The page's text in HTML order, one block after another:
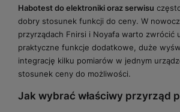
Habotest do elektroniki oraz serwisu
dobry stosunek funkcji do ceny. W
przyrządach Fnirsi i Noyafa warto zwrócić
praktyczne funkcje dodatkowe, duże
integrację kilku pomiarów w jednym
stosunek ceny do możliwości.
Jak wybrać właściwy przyrząd